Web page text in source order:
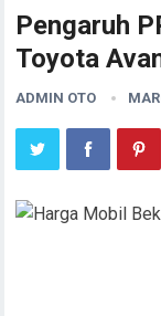
Pengaruh
Toyota
ADMIN OTO